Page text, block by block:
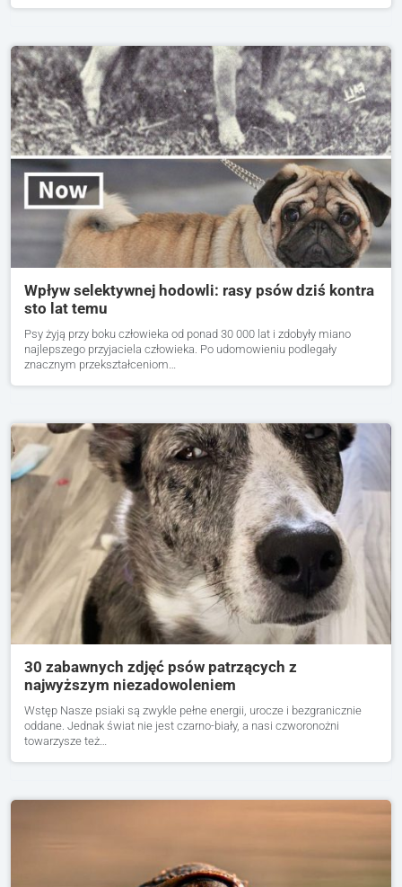
Wpływ selektywnej hodowli: rasy psów dziś kontra
sto lat temu
Psy żyją przy boku człowieka od ponad 30 000 lat i zdobyły miano
najlepszego przyjaciela człowieka. Po udomowieniu podlegały
znacznym przekształceniom…
30 zabawnych zdjęć psów patrzących z
najwyższym niezadowoleniem
Wstęp Nasze psiaki są zwykle pełne energii, urocze i bezgranicznie
oddane. Jednak świat nie jest czarno-biały, a nasi czworonożni
towarzysze też…